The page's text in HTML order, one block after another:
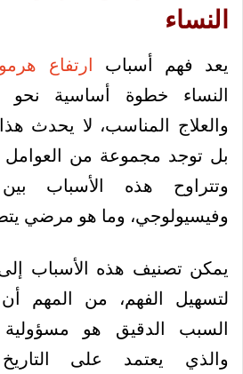
النساء
يعد فهم أسباب ارتفاع
النساء خطوة أساسية نحو
والعلاج المناسب، لا يحدث
بل توجد مجموعة من العوامل
وتتراوح هذه الأسباب
وفيسيولوجي، وما هو مرضي
يمكن تصنيف هذه الأسباب
لتسهيل الفهم، من المهم
السبب الدقيق هو
والذي يعتمد على